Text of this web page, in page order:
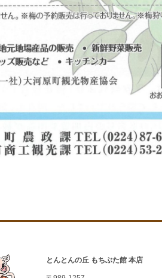
とんとんの丘 もちぶた館 本店